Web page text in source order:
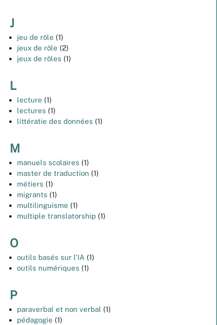
J
jeu de rôle (1)
jeux de rôle (2)
jeux de rôles (1)
L
lecture (1)
lectures (1)
littératie des données (1)
M
manuels scolaires (1)
master de traduction (1)
métiers (1)
migrants (1)
multilinguisme (1)
multiple translatorship (1)
O
outils basés sur l'IA (1)
outils numériques (1)
P
paraverbal et non verbal (1)
pédagogie (1)